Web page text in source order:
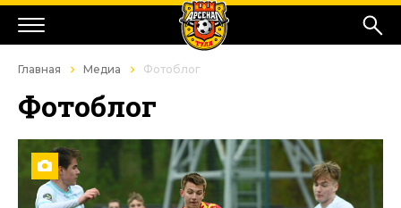
Главная Медиа Фотоблог
Фотоблог